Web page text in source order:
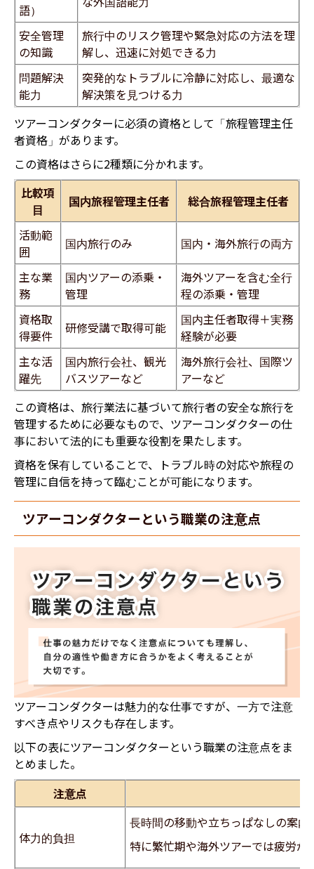
語）
安全管理
の知識
旅行中のリスク管理や緊急対応の方法を理
解し、迅速に対処できる力
問題解決
能力
突発的なトラブルに冷静に対応し、最適な
解決策を見つける力
ツアーコンダクターに必須の資格として「旅程管理主任
者資格」があります。
この資格はさらに2種類に分かれます。
比較項
目
国内旅程管理主任者
総合旅程管理主任者
活動範
囲
国内旅行のみ
国内・海外旅行の両方
主な業
務
国内ツアーの添乗・
管理
海外ツアーを含む全行
程の添乗・管理
資格取
得要件
研修受講で取得可能
国内主任者取得＋実務
経験が必要
主な活
躍先
国内旅行会社、観光
バスツアーなど
海外旅行会社、国際ツ
アーなど
この資格は、旅行業法に基づいて旅行者の安全な旅行を
管理するために必要なもので、ツアーコンダクターの仕
事において法的にも重要な役割を果たします。
資格を保有していることで、トラブル時の対応や旅程の
管理に自信を持って臨むことが可能になります。
ツアーコンダクターという職業の注意点
ツアーコンダクターは魅力的な仕事ですが、一方で注意
すべき点やリスクも存在します。
以下の表にツアーコンダクターという職業の注意点をま
とめました。
注意点
体力的負担
長時間の移動や立ちっぱなしの案
特に繁忙期や海外ツアーでは疲労が